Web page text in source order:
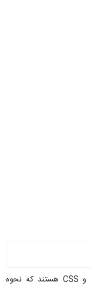
و CSS هستند که نحوه